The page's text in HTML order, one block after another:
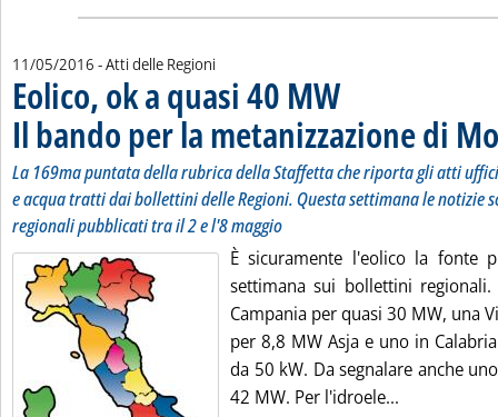
11/05/2016 - Atti delle Regioni
Eolico, ok a quasi 40 MW
Il bando per la metanizzazione di
La 169ma puntata della rubrica della Staffetta che riporta gli atti
e acqua tratti dai bollettini delle Regioni. Questa settimana le notizie
regionali pubblicati tra il 2 e l'8 maggio
È sicuramente l'eolico la fonte
settimana sui bollettini
Campania per quasi 30 MW, una
per 8,8 MW Asja e uno in
da 50 kW. Da segnalare anche
42 MW. Per l'idroele...